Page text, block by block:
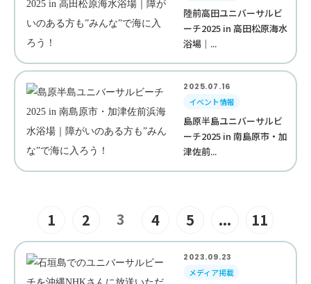
陸前高田ユニバーサルビ
ーチ2025 in 高田松原海水
浴場｜...
2025.07.16
イベント情報
島原半島ユニバーサルビ
ーチ2025 in 南島原市・加
津佐前...
1 2 3 4 5 ... 11
2023.09.23
メディア掲載